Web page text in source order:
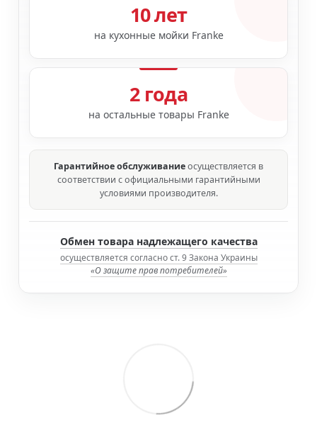
10 лет
на кухонные мойки Franke
2 года
на остальные товары Franke
Гарантийное обслуживаниеосуществляется в
соответствии с официальными гарантийными
условиями производителя.
Обмен товара надлежащего качества
осуществляется согласно ст. 9 Закона Украины
«О защите прав потребителей»